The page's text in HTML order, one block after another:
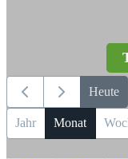
Heute
Jahr Monat